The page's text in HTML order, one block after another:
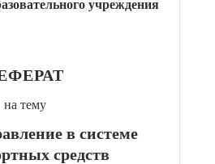
учреждения
на тему
в системе
средств